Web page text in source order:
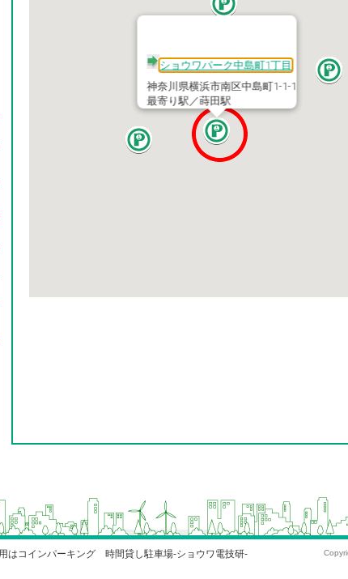
ショウワパーク中島町1丁目
神奈川県横浜市南区中島町1-1-1
最寄り駅／蒔田駅
はコインパーキング 時間貸し駐車場-ショウワ電技研-